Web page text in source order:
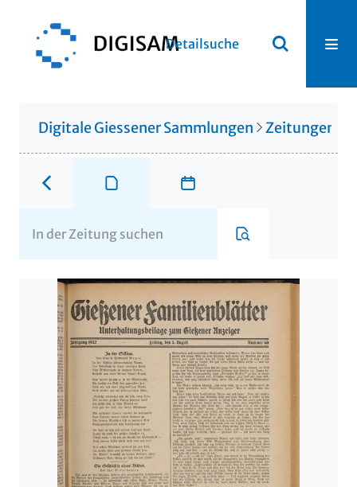
Detailsuche
Digitale Giessener Sammlungen Zeitungen